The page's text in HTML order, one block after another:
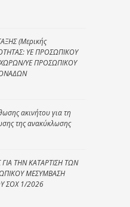
(Μερικής
ΥΕ ΠΡΟΣΩΠΙΚΟΥ
ΥΕ ΠΡΟΣΩΠΙΚΟΥ
ακινήτου για τη
της ανακύκλωσης
ΤΗΝ ΚΑΤΑΡΤΙΣΗ ΤΩΝ
ΜΕΣΥΜΒΑΣΗ
ΣΟΧ 1/2026